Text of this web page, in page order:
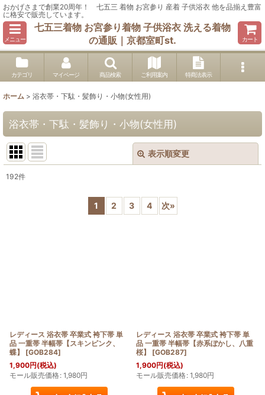
おかげさまで創業20周年！ 七五三 着物 お宮参り 産着 子供浴衣 他を品揃え豊富
に格安で販売しています。
メニュー
七五三着物 お宮参り着物 子供浴衣 洗える着物
の通販｜京都室町st.
カート
カテゴリ マイページ 商品検索 ご利用案内 特商法表示
ホーム > 浴衣帯・下駄・髪飾り・小物(女性用)
浴衣帯・下駄・髪飾り・小物(女性用)
表示順変更
192件
1 2 3 4 次»
レディース 浴衣帯 卒業式 袴下帯 単
品 一重帯 半幅帯【スキンピンク、
蝶】
[GOB284]
1,900円(税込)
モール販売価格: 1,980円
レディース 浴衣帯 卒業式 袴下帯 単
品 一重帯 半幅帯【赤系ぼかし、八重
桜】
[GOB287]
1,900円(税込)
モール販売価格: 1,980円